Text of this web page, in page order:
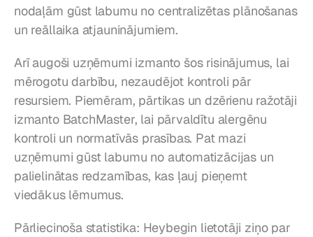
nodaļām gūst labumu no centralizētas plānošanas
un reāllaika atjauninājumiem.
Arī augoši uzņēmumi izmanto šos risinājumus, lai
mērogotu darbību, nezaudējot kontroli pār
resursiem. Piemēram, pārtikas un dzērienu ražotāji
izmanto BatchMaster, lai pārvaldītu alergēnu
kontroli un normatīvās prasības. Pat mazi
uzņēmumi gūst labumu no automatizācijas un
palielinātas redzamības, kas ļauj pieņemt
viedākus lēmumus.
Pārliecinoša statistika: Heybegin lietotāji ziņo par